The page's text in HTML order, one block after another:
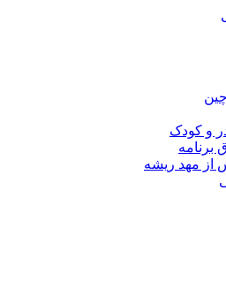
و کودک
برنامه
از مهد ریشه